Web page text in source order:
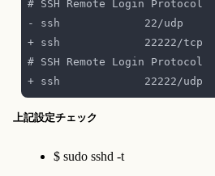
+ ssh             22222/tcp
上記設定チェック
$ sudo sshd -t